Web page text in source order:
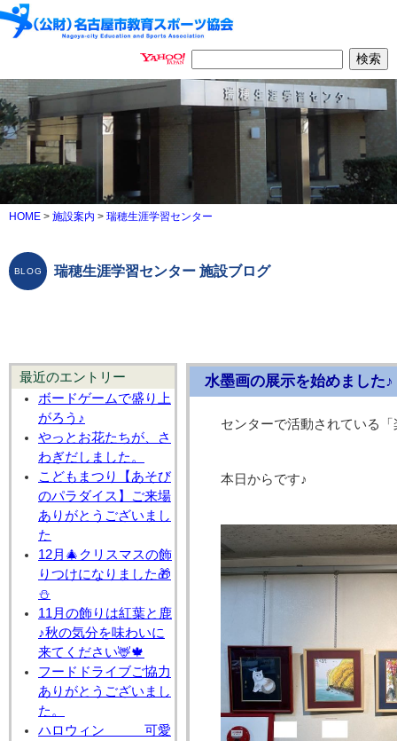
HOME > 施設案内 > 瑞穂生涯学習センター
瑞穂生涯学習センター 施設ブログ
最近のエントリー
ボードゲームで盛り上
がろう♪
やっとお花たちが、さ
わぎだしました。
こどもまつり【あそび
のパラダイス】ご来場
ありがとうございまし
た
12月🎄クリスマスの飾
りつけになりました🎁
⛄
11月の飾りは紅葉と鹿
♪秋の気分を味わいに
来てください🦌🍁
フードドライブご協力
ありがとうございまし
た。
ハロウィン 可愛
水墨画の展示を始めました♪
センターで活動されている
本日からです♪